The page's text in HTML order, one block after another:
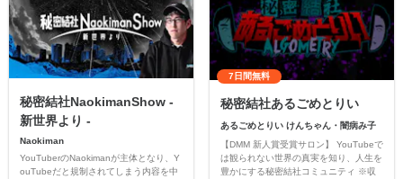
秘密結社NaokimanShow -
新世界より -
Naokiman
YouTuberのNaokimanが主体となり、Y
ouTubeだと規制されてしまう内容を中
7日間無料
秘密結社あるごめとりい
あるごめとりい けんちゃん・闇病み子
【DMM 新人賞受賞サロン】 YouTubeで
は観られない世界の真実を知り、人生を
豊かにする秘密結社コミュニティ ※収